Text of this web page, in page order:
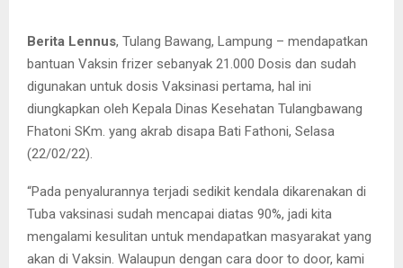
Berita Lennus, Tulang Bawang, Lampung – mendapatkan
bantuan Vaksin frizer sebanyak 21.000 Dosis dan sudah
digunakan untuk dosis Vaksinasi pertama, hal ini
diungkapkan oleh Kepala Dinas Kesehatan Tulangbawang
Fhatoni SKm. yang akrab disapa Bati Fathoni, Selasa
(22/02/22).
“Pada penyalurannya terjadi sedikit kendala dikarenakan di
Tuba vaksinasi sudah mencapai diatas 90%, jadi kita
mengalami kesulitan untuk mendapatkan masyarakat yang
akan di Vaksin. Walaupun dengan cara door to door, kami